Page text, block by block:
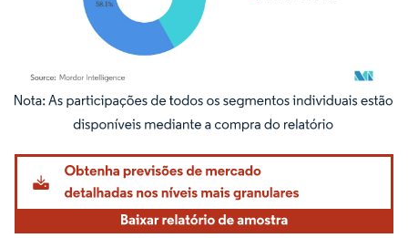
Imagem © Mordor Intelligence. O reuso requer atribuição conforme CC BY 4.0.